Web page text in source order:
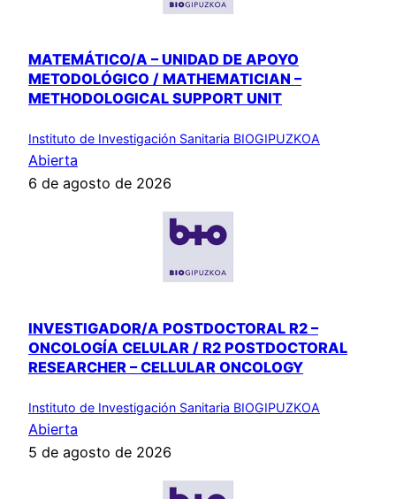
MATEMÁTICO/A – UNIDAD DE APOYO
METODOLÓGICO / MATHEMATICIAN –
METHODOLOGICAL SUPPORT UNIT
Instituto de Investigación Sanitaria BIOGIPUZKOA
Abierta
6 de agosto de 2026
INVESTIGADOR/A POSTDOCTORAL R2 –
ONCOLOGÍA CELULAR / R2 POSTDOCTORAL
RESEARCHER – CELLULAR ONCOLOGY
Instituto de Investigación Sanitaria BIOGIPUZKOA
Abierta
5 de agosto de 2026